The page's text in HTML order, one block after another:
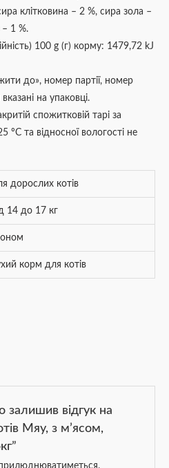
клітковина – 2 %, сира зола –
– 1 %.
100 g (г) корму: 1479,72 kJ
до», номер партії, номер
на упаковці.
спожитковій тарі за
ºС та відносної вологості не
дорослих котів
14 до 17 кг
корм для котів
залишив відгук на
Мяу, з м’ясом,